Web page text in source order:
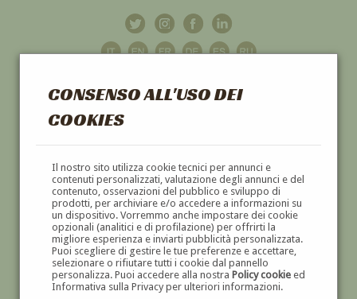
CONSENSO ALL'USO DEI
COOKIES
Il nostro sito utilizza cookie tecnici per annunci e
contenuti personalizzati, valutazione degli annunci e del
contenuto, osservazioni del pubblico e sviluppo di
prodotti, per archiviare e/o accedere a informazioni su
un dispositivo. Vorremmo anche impostare dei cookie
opzionali (analitici e di profilazione) per offrirti la
migliore esperienza e inviarti pubblicità personalizzata.
Puoi scegliere di gestire le tue preferenze e accettare,
selezionare o rifiutare tutti i cookie dal pannello
personalizza. Puoi accedere alla nostra Policy cookieed
Informativa sulla Privacy per ulteriori informazioni.
GALLERIAD'ARTE
DIPINTI E SCULTURE '800 E '900